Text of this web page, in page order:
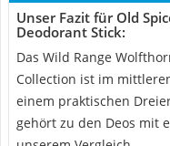
Unser Fazit für Old
Deodorant Stick:
Das Wild Range
Collection ist im
einem praktischen
gehört zu den Deos mit